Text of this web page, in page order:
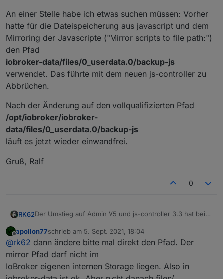
An einer Stelle habe ich etwas suchen müssen: Vorher
hatte für die Dateispeicherung aus javascript und dem
Mirroring der Javascripte ("Mirror scripts to file path:")
den Pfad
iobroker-data/files/0_userdata.0/backup-js
verwendet. Das führte mit dem neuen js-controller zu
Abbrüchen.
Nach der Änderung auf den vollqualifizierten Pfad
/opt/iobroker/iobroker-
data/files/0_userdata.0/backup-js
läuft es jetzt wieder einwandfrei.
Gruß, Ralf
0
RK62Der Umstieg auf Admin V5 und js-controller 3.3 hat bei
Das sieht nach viel Arbeit aus: Danke an alle die daran
mitgewirkt haben!
An einer Stelle habe ich etwas suchen müssen: Vorher
hatte für die Dateispeicherung aus javascript und dem
Mirroring der Javascripte ("Mirror scripts to file path:")
den Pfad
iobroker-data/files/0_userdata.0/backup-js
Nach der Änderung auf den vollqualifizierten Pfad
/opt/iobroker/iobroker-
data/files/0_userdata.0/backup-js
Gruß, Ralf
Offline
apollon77schrieb am 5. Sept. 2021, 18:04
zuletzt editiert von
@rk62 dann ändere bitte mal direkt den Pfad. Der
mirror Pfad darf nicht im
IoBroker eigenen internen Storage liegen. Also in